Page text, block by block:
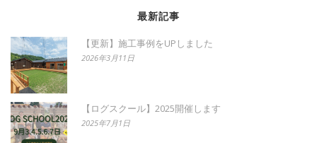
最新記事
【更新】施工事例をUPしました
2026年3月11日
【ログスクール】2025開催します
2025年7月1日